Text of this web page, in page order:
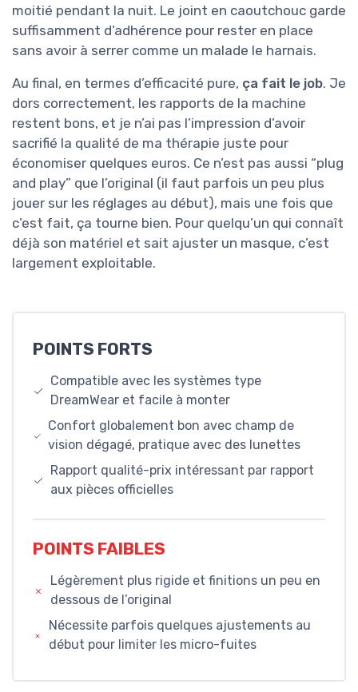
moitié pendant la nuit. Le joint en caoutchouc garde
suffisamment d’adhérence pour rester en place
sans avoir à serrer comme un malade le harnais.
Au final, en termes d’efficacité pure, ça fait le job. Je
dors correctement, les rapports de la machine
restent bons, et je n’ai pas l’impression d’avoir
sacrifié la qualité de ma thérapie juste pour
économiser quelques euros. Ce n’est pas aussi “plug
and play” que l’original (il faut parfois un peu plus
jouer sur les réglages au début), mais une fois que
c’est fait, ça tourne bien. Pour quelqu’un qui connaît
déjà son matériel et sait ajuster un masque, c’est
largement exploitable.
POINTS FORTS
Compatible avec les systèmes type
DreamWear et facile à monter
Confort globalement bon avec champ de
vision dégagé, pratique avec des lunettes
Rapport qualité-prix intéressant par rapport
aux pièces officielles
POINTS FAIBLES
Légèrement plus rigide et finitions un peu en
dessous de l’original
Nécessite parfois quelques ajustements au
début pour limiter les micro-fuites